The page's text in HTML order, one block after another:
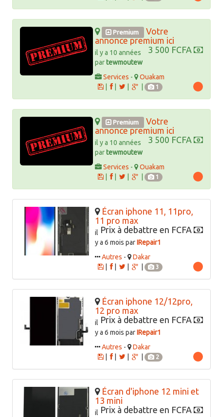
Premium
Votre
annonce premium ici
3 500 FCFA
il y a 10 années
partewmoutew
Services -
Ouakam
|
1
Premium
Votre
annonce premium ici
3 500 FCFA
il y a 10 années
partewmoutew
Services -
Ouakam
|
1
Écran iphone 11, 11pro,
11 pro max
Prix à debattre en FCFA
il
y a 6 mois parIRepair1
Autres -
Dakar
|
3
Écran iphone 12/12pro,
12 pro max
Prix à debattre en FCFA
il
y a 6 mois parIRepair1
Autres -
Dakar
|
2
Écran d'iphone 12 mini et
13 mini
Prix à debattre en FCFA
il